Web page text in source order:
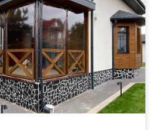
є
медицині.
яка